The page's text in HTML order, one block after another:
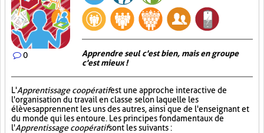
0
Apprendre seul c'est bien, mais en groupe
c'est mieux !
L'Apprentissage coopératifest une approche interactive de
l'organisation du travail en classe selon laquelle les
élèves apprennent les uns des autres, ainsi que de l'enseignant et
du monde qui les entoure. Les principes fondamentaux de
l'Apprentissage coopératifsont les suivants :